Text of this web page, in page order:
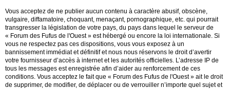
Vous acceptez de ne publier aucun contenu à caractère abusif, obscène,
vulgaire, diffamatoire, choquant, menaçant, pornographique, etc. qui pourrait
transgresser la législation de votre pays, du pays dans lequel le serveur de
« Forum des Fufus de l'Ouest » est hébergé ou encore la loi internationale. Si
vous ne respectez pas ces dispositions, vous vous exposez à un
bannissement immédiat et définitif et nous nous réservons le droit d’avertir
votre fournisseur d’accès à internet et les autorités officielles. L’adresse IP de
tous les messages est enregistrée afin d’aider au renforcement de ces
conditions. Vous acceptez le fait que « Forum des Fufus de l'Ouest » ait le droit
de supprimer, de modifier, de déplacer ou de verrouiller n’importe quel sujet et